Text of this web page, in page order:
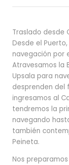
Traslado desde
Desde el
navegación por
Atravesamos la
Upsala para
desprenden del
ingresamos al
tendremos la
navegando
también
Peineta.
Nos